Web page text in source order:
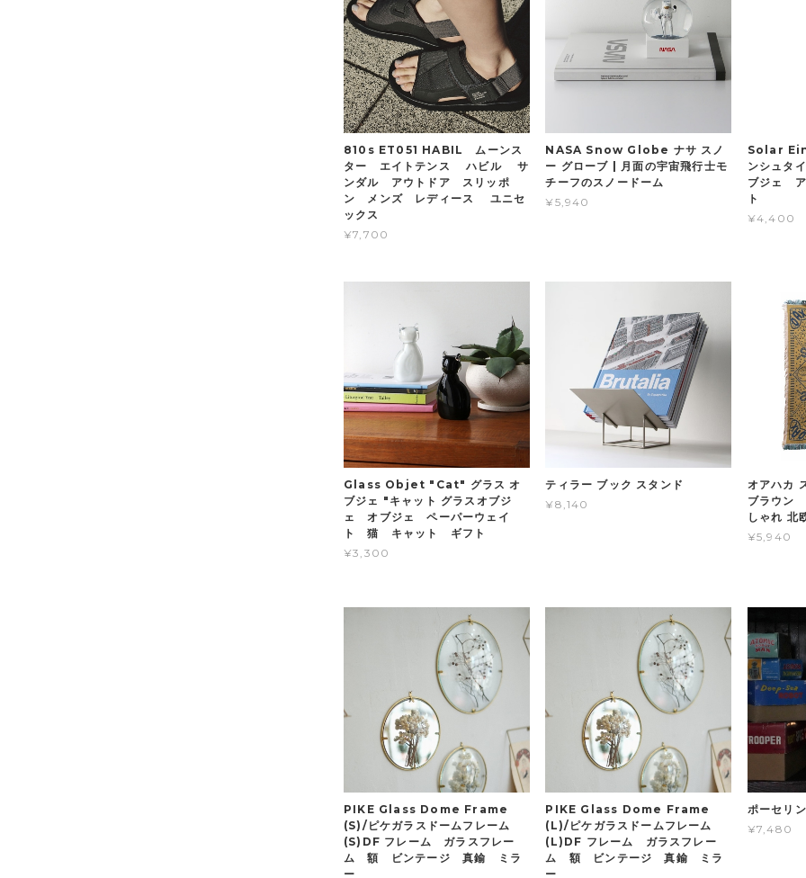
810s ET051 HABIL ムーンス
ター エイトテンス ハビル サ
ンダル アウトドア スリッポ
ン メンズ レディース ユニセ
ックス
¥7,700
NASA Snow Globe ナサ スノ
ー グローブ | 月面の宇宙飛行士モ
チーフのスノードーム
¥5,940
Solar
ンシュタ
ブジェ
ト
¥4,400
Glass Objet "Cat" グラス オ
ブジェ "キャット グラスオブジ
ェ オブジェ ペーパーウェイ
ト 猫 キャット ギフト
¥3,300
ティラー ブック スタンド
¥8,140
オアハカ
ブラウン
しゃれ 北
¥5,940
PIKE Glass Dome Frame
(S)/ピケガラスドームフレーム
(S)DF フレーム ガラスフレー
ム 額 ビンテージ 真鍮 ミラ
ー
PIKE Glass Dome Frame
(L)/ピケガラスドームフレーム
(L)DF フレーム ガラスフレー
ム 額 ビンテージ 真鍮 ミラ
ー
ポーセリ
¥7,480